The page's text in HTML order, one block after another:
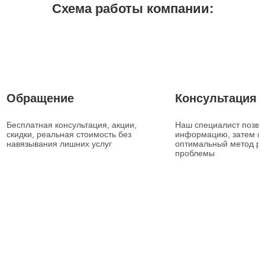
Схема работы компании:
Обращение
Бесплатная консультация, акции,
скидки, реальная стоимость без
навязывания лишних услуг
Консультация
Наш специалист
информацию, затем
оптимальный метод
проблемы